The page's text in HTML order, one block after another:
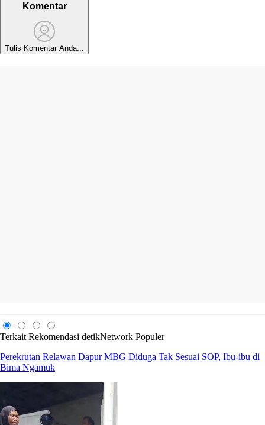
Komentar
Tulis Komentar Anda...
Terkait Rekomendasi detikNetwork Populer
Perekrutan Relawan Dapur MBG Diduga Tak Sesuai SOP, Ibu-ibu di
Bima Ngamuk